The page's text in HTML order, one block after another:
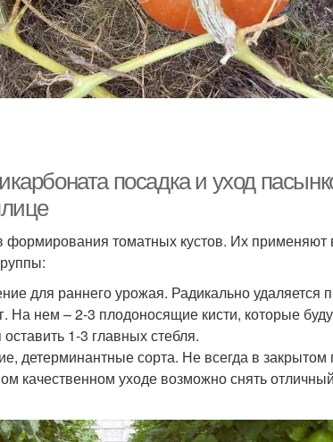
посадка и уход
томатных кустов. Их применяют
для раннего урожая. Радикально удаляется
На нем – 2-3 плодоносящие кисти, которые
1-3 главных стебля.
детерминантные сорта. Не всегда в
качественном уходе возможно снять